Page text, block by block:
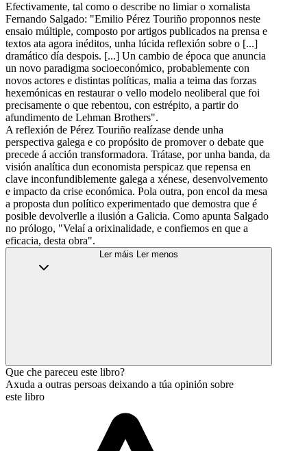
Efectivamente, tal como o describe no limiar o xornalista
Fernando Salgado: "Emilio Pérez Touriño proponnos neste
ensaio múltiple, composto por artigos publicados na prensa e
textos ata agora inéditos, unha lúcida reflexión sobre o [...]
dramático día despois. [...] Un cambio de época que anuncia
un novo paradigma socioeconómico, probablemente con
novos actores e distintas políticas, malia a teima das forzas
hexemónicas en restaurar o vello modelo neoliberal que foi
precisamente o que rebentou, con estrépito, a partir do
afundimento de Lehman Brothers".
A reflexión de Pérez Touriño realízase dende unha
perspectiva galega e co propósito de promover o debate que
precede á acción transformadora. Trátase, por unha banda, da
visión analítica dun economista perspicaz que repensa en
clave inconfundiblemente galega a xénese, desenvolvemento
e impacto da crise económica. Pola outra, pon encol da mesa
a proposta dun político experimentado que demostra que é
posible devolverlle a ilusión a Galicia. Como apunta Salgado
no prólogo, "Velaí a orixinalidade, e confiemos en que a
eficacia, desta obra".
Ler máis Ler menos
Que che pareceu este libro?
Axuda a outras persoas deixando a túa opinión sobre
este libro